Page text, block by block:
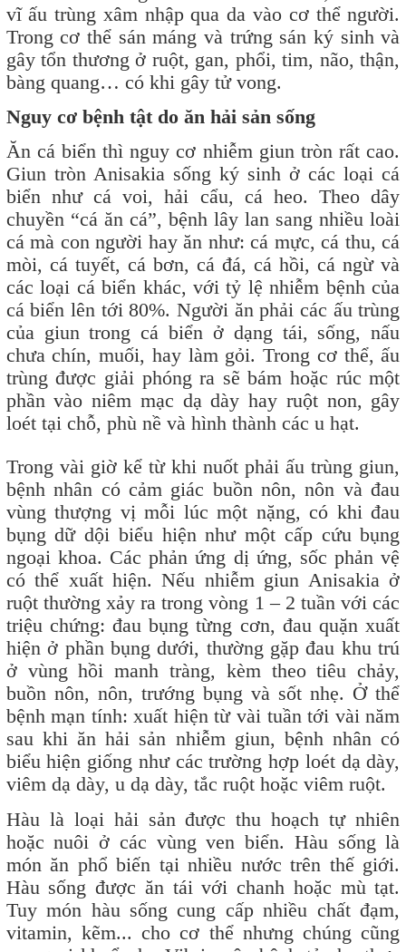
vĩ ấu trùng xâm nhập qua da vào cơ thể người.
Trong cơ thể sán máng và trứng sán ký sinh và
gây tổn thương ở ruột, gan, phổi, tim, não, thận,
bàng quang… có khi gây tử vong.
Nguy cơ bệnh tật do ăn hải sản sống
Ăn cá biển thì nguy cơ nhiễm giun tròn rất cao.
Giun tròn Anisakia sống ký sinh ở các loại cá
biển như cá voi, hải cẩu, cá heo. Theo dây
chuyền “cá ăn cá”, bệnh lây lan sang nhiều loài
cá mà con người hay ăn như: cá mực, cá thu, cá
mòi, cá tuyết, cá bơn, cá đá, cá hồi, cá ngừ và
các loại cá biển khác, với tỷ lệ nhiễm bệnh của
cá biển lên tới 80%. Người ăn phải các ấu trùng
của giun trong cá biển ở dạng tái, sống, nấu
chưa chín, muối, hay làm gỏi. Trong cơ thể, ấu
trùng được giải phóng ra sẽ bám hoặc rúc một
phần vào niêm mạc dạ dày hay ruột non, gây
loét tại chỗ, phù nề và hình thành các u hạt.
Trong vài giờ kể từ khi nuốt phải ấu trùng giun,
bệnh nhân có cảm giác buồn nôn, nôn và đau
vùng thượng vị mỗi lúc một nặng, có khi đau
bụng dữ dội biểu hiện như một cấp cứu bụng
ngoại khoa. Các phản ứng dị ứng, sốc phản vệ
có thể xuất hiện. Nếu nhiễm giun Anisakia ở
ruột thường xảy ra trong vòng 1 – 2 tuần với các
triệu chứng: đau bụng từng cơn, đau quặn xuất
hiện ở phần bụng dưới, thường gặp đau khu trú
ở vùng hồi manh tràng, kèm theo tiêu chảy,
buồn nôn, nôn, trướng bụng và sốt nhẹ. Ở thể
bệnh mạn tính: xuất hiện từ vài tuần tới vài năm
sau khi ăn hải sản nhiễm giun, bệnh nhân có
biểu hiện giống như các trường hợp loét dạ dày,
viêm dạ dày, u dạ dày, tắc ruột hoặc viêm ruột.
Hàu là loại hải sản được thu hoạch tự nhiên
hoặc nuôi ở các vùng ven biển. Hàu sống là
món ăn phổ biến tại nhiều nước trên thế giới.
Hàu sống được ăn tái với chanh hoặc mù tạt.
Tuy món hàu sống cung cấp nhiều chất đạm,
vitamin, kẽm... cho cơ thể nhưng chúng cũng